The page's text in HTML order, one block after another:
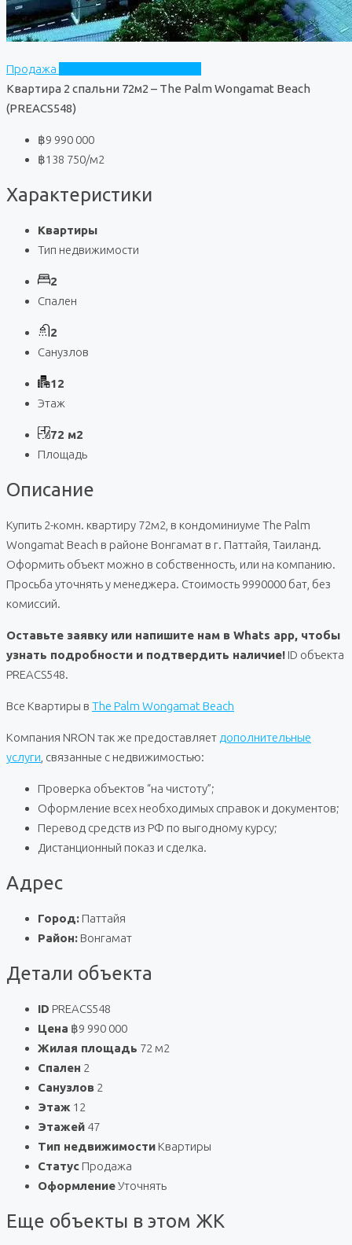
Продажа
Квартира 2 спальни 72м2 – The Palm Wongamat Beach
(PREACS548)
฿9 990 000
฿138 750/м2
Характеристики
Квартиры
Тип недвижимости
2
Спален
2
Санузлов
12
Этаж
72 м2
Площадь
Описание
Купить 2-комн. квартиру 72м2, в кондоминиуме The Palm
Wongamat Beach в районе Вонгамат в г. Паттайя, Таиланд.
Оформить объект можно в собственность, или на компанию.
Просьба уточнять у менеджера. Стоимость 9990000 бат, без
комиссий.
Оставьте заявку или напишите нам в Whats app, чтобы
узнать подробности и подтвердить наличие! ID объекта
PREACS548.
Все Квартиры в The Palm Wongamat Beach
Компания NRON так же предоставляет дополнительные
услуги , связанные с недвижимостью:
Проверка объектов “на чистоту”;
Оформление всех необходимых справок и документов;
Перевод средств из РФ по выгодному курсу;
Дистанционный показ и сделка.
Адрес
Город: Паттайя
Район: Вонгамат
Детали объекта
ID PREACS548
Цена ฿9 990 000
Жилая площадь 72 м2
Спален 2
Санузлов 2
Этаж 12
Этажей 47
Тип недвижимости Квартиры
Статус Продажа
ОформлениеУточнять
Еще объекты в этом ЖК